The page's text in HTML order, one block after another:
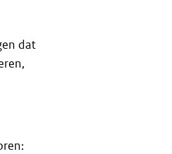
dat